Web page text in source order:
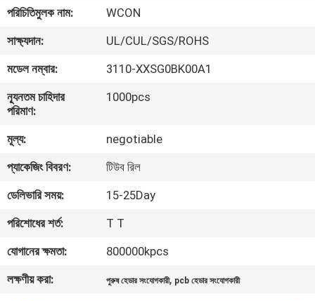
ভ্রমণ
মান
যোগাযোগ
করুন
জন্য
আবেদন
পরিচিতিমুলক নাম:
WCON
সাক্ষ্যদান:
UL/CUL/SGS/ROHS
মডেল নম্বার:
3110-XXSG0BK00A1
ন্যূনতম চাহিদার
পরিমাণ:
1000pcs
মূল্য:
negotiable
প্যাকেজিং বিবরণ:
টিউব রিল
ডেলিভারি সময়:
15-25Day
পরিশোধের শর্ত:
T T
যোগানের ক্ষমতা:
800000kpcs
লক্ষণীয় করা:
পুরুষ হেডার সংযোগকারী, pcb হেডার সংযোগকারী